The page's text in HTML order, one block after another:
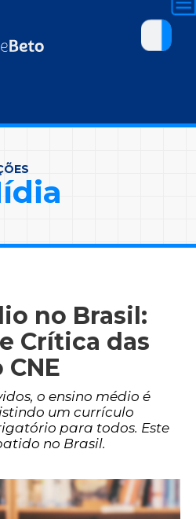
no Brasil:
Crítica das
o ensino médio é
um currículo
para todos. Este
no Brasil.